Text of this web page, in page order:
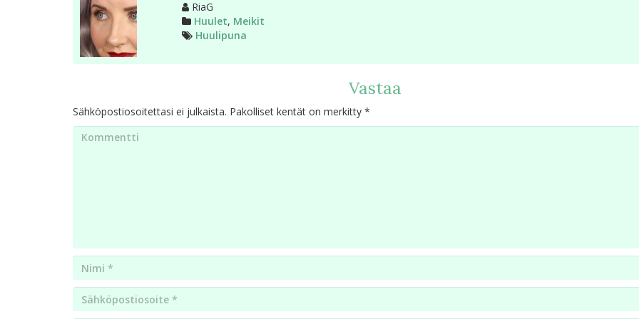
Kirjoittaja
RiaG
Kategoriat
Huulet, Meikit
Avainsanat
Huulipuna
Vastaa
Sähköpostiosoitettasi ei julkaista. Pakolliset kentät on merkitty *
Kommentti
Nimi
*
Email
*